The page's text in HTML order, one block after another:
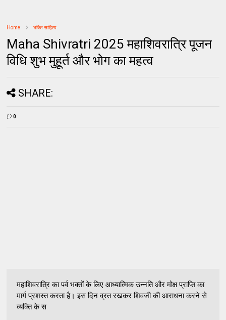
Home भक्ति साहित्य
Maha Shivratri 2025 महाशिवरात्रि पूजन
विधि शुभ मुहूर्त और भोग का महत्व
SHARE:
0
महाशिवरात्रि का पर्व भक्तों के लिए आध्यात्मिक उन्नति और मोक्ष प्राप्ति का
मार्ग प्रशस्त करता है। इस दिन व्रत रखकर शिवजी की आराधना करने से
व्यक्ति के स